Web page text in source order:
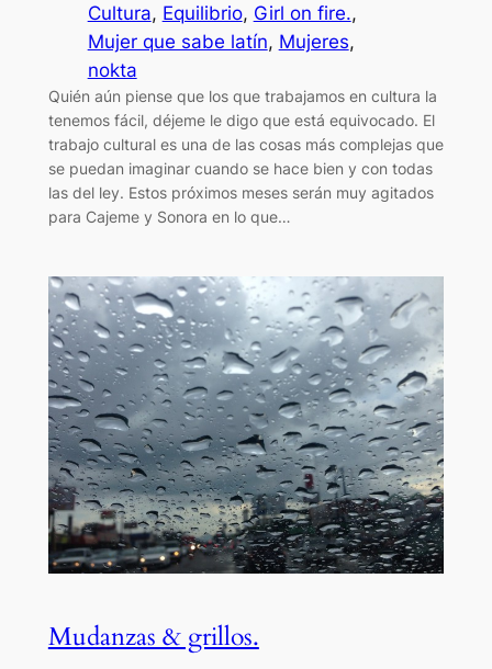
Cultura, Equilibrio, Girl on fire.
Mujer que sabe latín, Mujeres
nokta
Quién aún piense que los que trabajamos en cultura la
tenemos fácil, déjeme le digo que está equivocado. El
trabajo cultural es una de las cosas más complejas que
se puedan imaginar cuando se hace bien y con todas
las del ley. Estos próximos meses serán muy agitados
para Cajeme y Sonora en lo que…
Mudanzas & grillos.